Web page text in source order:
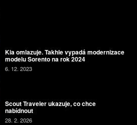
Kia omlazuje. Takhle vypadá modernizace
modelu Sorento na rok 2024
6. 12. 2023
Scout Traveler ukazuje, co chce
nabídnout
28. 2. 2026